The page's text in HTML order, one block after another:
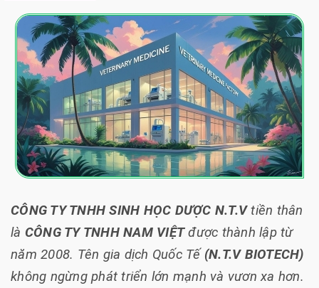
CÔNG TY TNHH SINH HỌC DƯỢC N.T.Vtiền thân
là CÔNG TY TNHH NAM VIỆTđược thành lập từ
năm 2008. Tên gia dịch Quốc Tế (N.T.V BIOTECH)
không ngừng phát triển lớn mạnh và vươn xa hơn.